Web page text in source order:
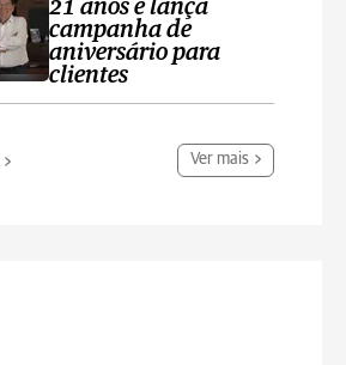
21 anos e lança
campanha de
aniversário para
clientes
Ver mais